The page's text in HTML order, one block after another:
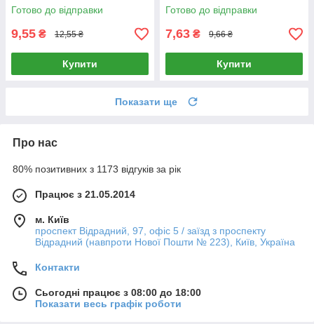
Готово до відправки
9,55 ₴ 12,55 ₴
Купити
Готово до відправки
7,63 ₴ 9,66 ₴
Купити
Показати ще
Про нас
80% позитивних з 1173 відгуків за рік
Працює з 21.05.2014
м. Київ
проспект Відрадний, 97, офіс 5 / заїзд з проспекту
Відрадний (навпроти Нової Пошти № 223), Київ, Україна
Контакти
Сьогодні працює з 08:00 до 18:00
Показати весь графік роботи